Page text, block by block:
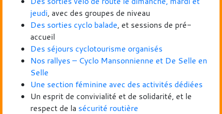
jeudi, avec des groupes de niveau
Des sorties cyclo balade, et sessions de pré-
accueil
Des séjours cyclotourisme organisés
Nos rallyes – Cyclo Mansonnienne et De Selle en
Selle
Une section féminine avec des activités dédiées
Un esprit de convivialité et de solidarité, et le
respect de la sécurité routière